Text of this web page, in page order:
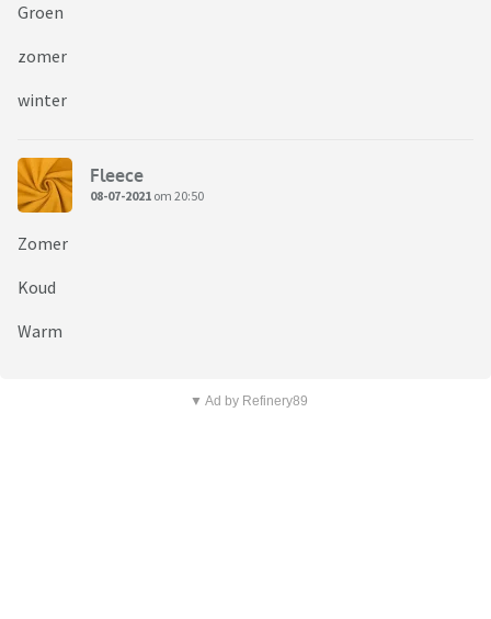
Groen
zomer
winter
Fleece
08-07-2021 om 20:50
Zomer
Koud
Warm
▼ Ad by Refinery89